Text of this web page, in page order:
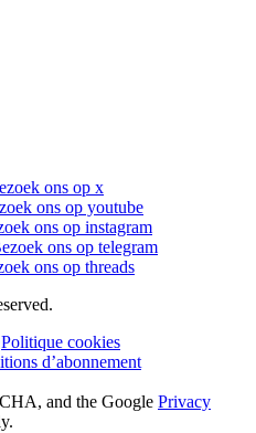
ons op x
ons op youtube
ons op instagram
ons op telegram
ons op threads
Politique cookies
d’abonnement
and the Google Privacy